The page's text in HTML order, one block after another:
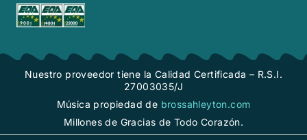
Nuestro proveedor tiene la Calidad Certificada – R.S.I.
27003035/J
Música propiedad de brossahleyton.com
Millones de Gracias de Todo Corazón.